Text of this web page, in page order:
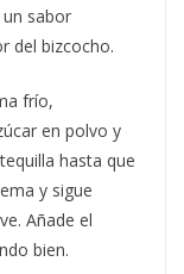
sabor
del bizcocho.
frío,
en polvo y
hasta que
y sigue
Añade el
bien.